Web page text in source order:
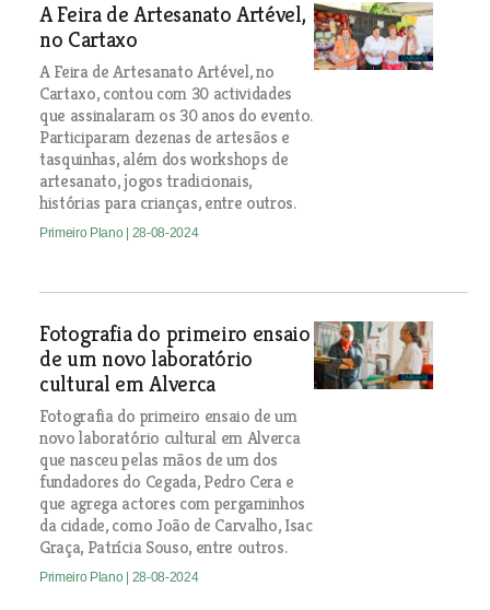
A Feira de Artesanato Artével,
no Cartaxo
A Feira de Artesanato Artével, no
Cartaxo, contou com 30 actividades
que assinalaram os 30 anos do evento.
Participaram dezenas de artesãos e
tasquinhas, além dos workshops de
artesanato, jogos tradicionais,
histórias para crianças, entre outros.
Primeiro Plano | 28-08-2024
Fotografia do primeiro ensaio
de um novo laboratório
cultural em Alverca
Fotografia do primeiro ensaio de um
novo laboratório cultural em Alverca
que nasceu pelas mãos de um dos
fundadores do Cegada, Pedro Cera e
que agrega actores com pergaminhos
da cidade, como João de Carvalho, Isac
Graça, Patrícia Souso, entre outros.
Primeiro Plano | 28-08-2024